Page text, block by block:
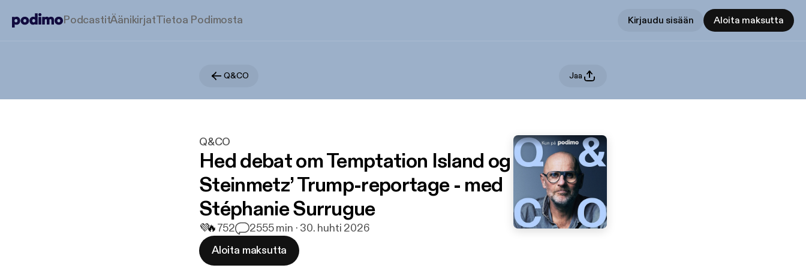
PodcastitÄänikirjatTietoa Podimosta Kirjaudu sisään Aloita maksutta
Q&CO Jaa
Q&CO
Hed debat om Temptation Island og
Steinmetz’ Trump-reportage - med
Stéphanie Surrugue
💜🔥752 2555 min · 30. huhti 2026
Aloita maksutta